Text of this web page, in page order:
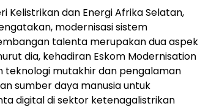
Kelistrikan dan Energi Afrika Selatan,
modernisasi sistem
talenta merupakan dua aspek
dia, kehadiran Eskom Modernisation
mutakhir dan pengalaman
sumber daya manusia untuk
digital di sektor ketenagalistrikan